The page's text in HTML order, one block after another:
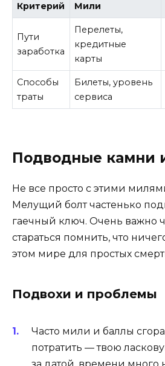
Критерий Мили
Пути
заработка
Перелеты,
кредитные
карты
Способы
траты
Билеты, уровень
сервиса
Подводные камни
Не все просто с этими
Мелущий болт частенько
гаечный ключ. Очень важно
стараться помнить, что
этом мире для простых
Подвохи и проблемы
Часто мили и баллы
потратить — твою